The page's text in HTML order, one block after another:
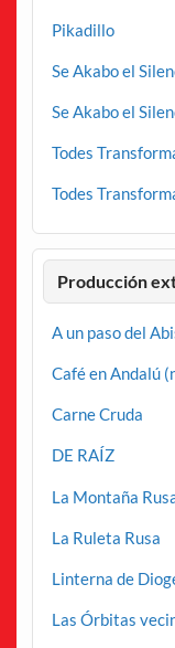
Pikadillo
Se Akabo el
Se Akabo el
Todes
Todes
Producción
A un paso del
Café en Andalú
Carne Cruda
DE RAÍZ
La Montaña
La Ruleta Rusa
Linterna de
Las Órbitas